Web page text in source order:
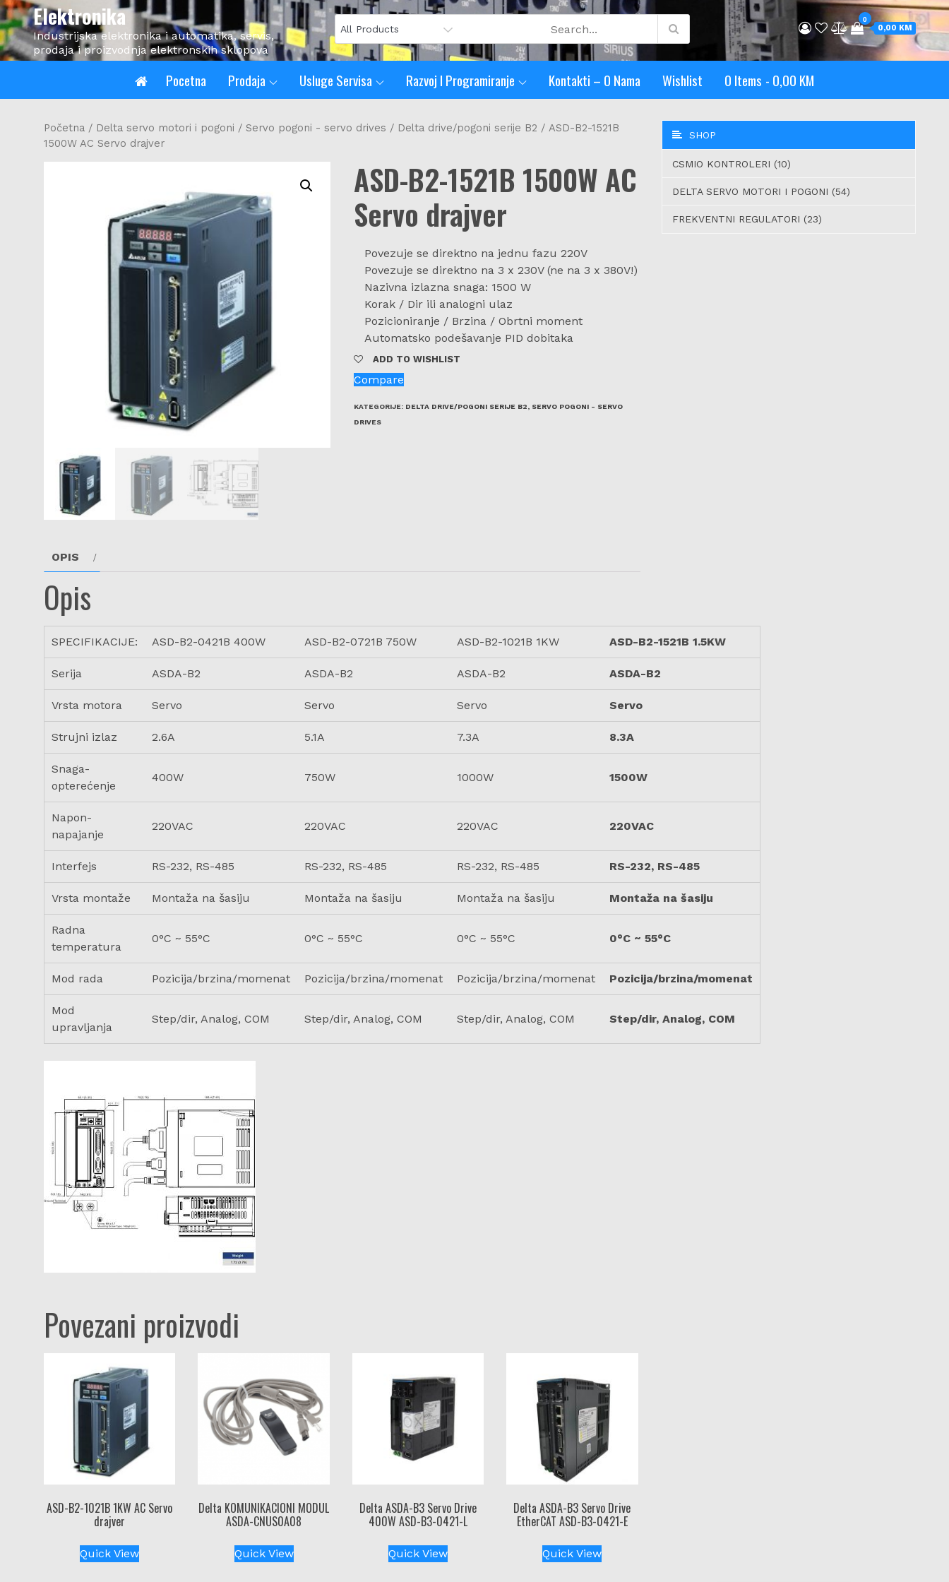
Skip
to
content
Elektronika
Industrijska elektronika i automatika, servis,
prodaja i proizvodnja elektronskih sklopova
0
0,00 KM
Pocetna Prodaja Usluge Servisa Razvoj I Programiranje Kontakti – O Nama Wishlist 0 Items 0,00 KM
Početna / Delta servo motori i pogoni / Servo pogoni - servo drives / Delta drive/pogoni serije B2 / ASD-B2-1521B
1500W AC Servo drajver
ASD-B2-1521B 1500W AC
Servo drajver
Povezuje se direktno na jednu fazu 220V
Povezuje se direktno na 3 x 230V (ne na 3 x 380V!)
Nazivna izlazna snaga: 1500 W
Korak / Dir ili analogni ulaz
Pozicioniranje / Brzina / Obrtni moment
Automatsko podešavanje PID dobitaka
ADD TO WISHLIST
Compare
KATEGORIJE: DELTA DRIVE/POGONI SERIJE B2
SERVO POGONI - SERVO
DRIVES
OPIS
Opis
SPECIFIKACIJE: ASD-B2-0421B 400W ASD-B2-0721B 750W ASD-B2-1021B 1KW ASD-B2-1521B 1.5KW
Serija ASDA-B2 ASDA-B2 ASDA-B2 ASDA-B2
Vrsta motora Servo Servo Servo Servo
Strujni izlaz 2.6A 5.1A 7.3A 8.3A
Snaga-
opterećenje
400W 750W 1000W 1500W
Napon-
napajanje
220VAC 220VAC 220VAC 220VAC
Interfejs RS-232, RS-485 RS-232, RS-485 RS-232, RS-485 RS-232, RS-485
Vrsta montaže Montaža na šasiju Montaža na šasiju Montaža na šasiju Montaža na šasiju
Radna
temperatura
0°C ~ 55°C 0°C ~ 55°C 0°C ~ 55°C 0°C ~ 55°C
Mod rada Pozicija/brzina/momenat Pozicija/brzina/momenat Pozicija/brzina/momenat Pozicija/brzina/momenat
Mod
upravljanja
Step/dir, Analog, COM Step/dir, Analog, COM Step/dir, Analog, COM Step/dir, Analog, COM
Povezani proizvodi
ASD-B2-1021B 1KW AC Servo
drajver
Quick View
Delta KOMUNIKACIONI MODUL
ASDA-CNUS0A08
Quick View
Delta ASDA-B3 Servo Drive
400W ASD-B3-0421-L
Quick View
Delta ASDA-B3 Servo Drive
EtherCAT ASD-B3-0421-E
Quick View
SHOP
CSMIO KONTROLERI (10)
DELTA SERVO MOTORI I POGONI (54)
FREKVENTNI REGULATORI (23)